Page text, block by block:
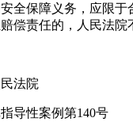
全保障义务，应限
偿责任的，人民法院
法院
导性案例第140号